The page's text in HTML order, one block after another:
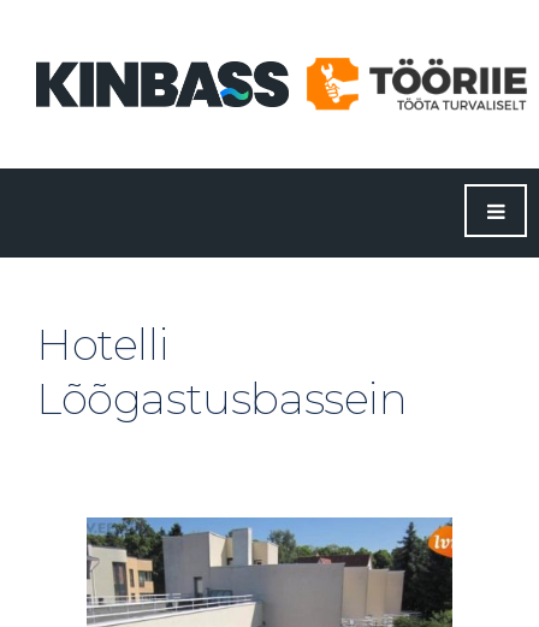
Hotelli
Lõõgastusbassein